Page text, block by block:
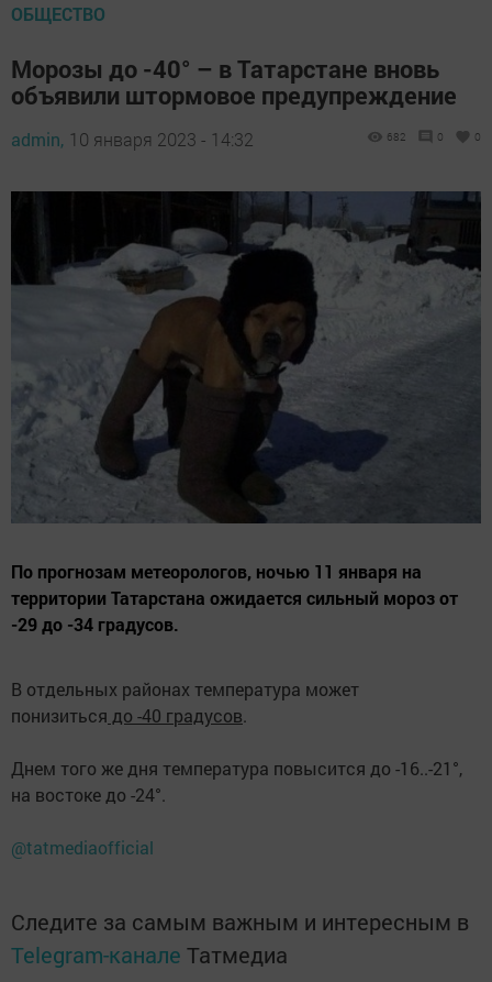
ОБЩЕСТВО
Морозы до -40° – в Татарстане вновь
объявили штормовое предупреждение
admin, 10 января 2023 - 14:32 682 0 0
По прогнозам метеорологов, ночью 11 января на
территории Татарстана ожидается сильный мороз от
-29 до -34 градусов.
В отдельных районах температура может
понизиться до -40 градусов.
Днем того же дня температура повысится до -16..-21°,
на востоке до -24°.
@tatmediaofficial
Следите за самым важным и интересным в
Telegram-канале Татмедиа